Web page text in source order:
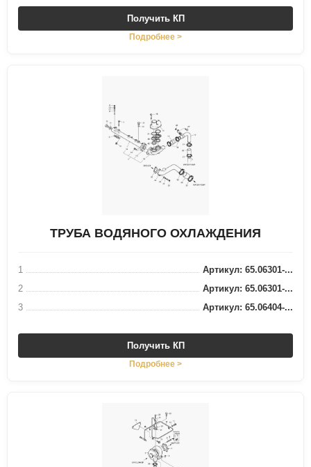
Получить КП
Подробнее >
ТРУБА ВОДЯНОГО ОХЛАЖДЕНИЯ
1
Артикул: 65.06301-...
2
Артикул: 65.06301-...
3
Артикул: 65.06404-...
Получить КП
Подробнее >